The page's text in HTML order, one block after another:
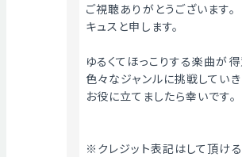
ご視聴ありがとうございます。
キュスと申します。
ゆるくてほっこりする楽曲が
色々なジャンルに挑戦していき
お役に立てましたら幸いです。
※クレジット表記はして頂け